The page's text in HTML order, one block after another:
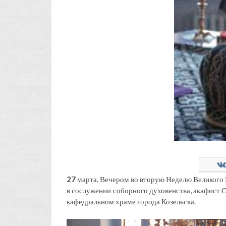
27марта. Вечером во вторую Неделю
в сослужении соборного духовенства,
кафедральном храме города Козельска.